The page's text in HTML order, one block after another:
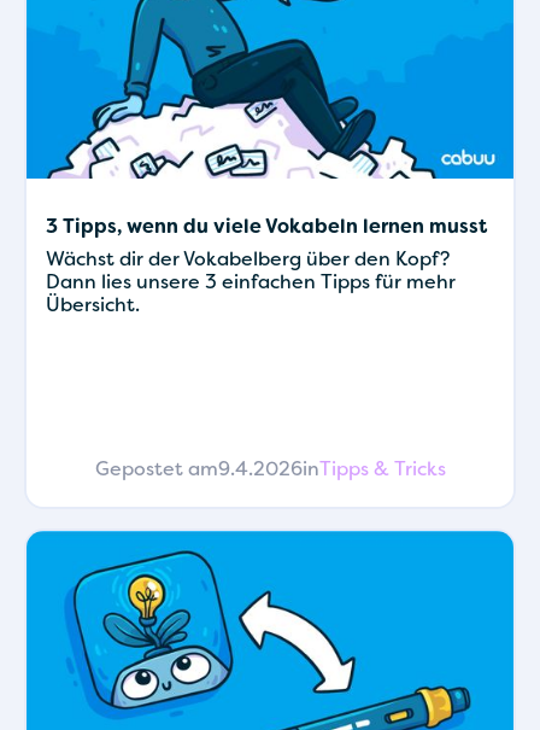
3 Tipps, wenn du viele Vokabeln lernen musst
Wächst dir der Vokabelberg über den Kopf?
Dann lies unsere 3 einfachen Tipps für mehr
Übersicht.
Gepostet am9.4.2026in Tipps & Tricks